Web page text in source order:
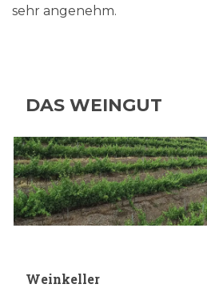
sehr angenehm.
DAS WEINGUT
Weinkeller